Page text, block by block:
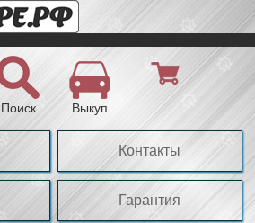
Поиск Выкуп
Контакты
Гарантия